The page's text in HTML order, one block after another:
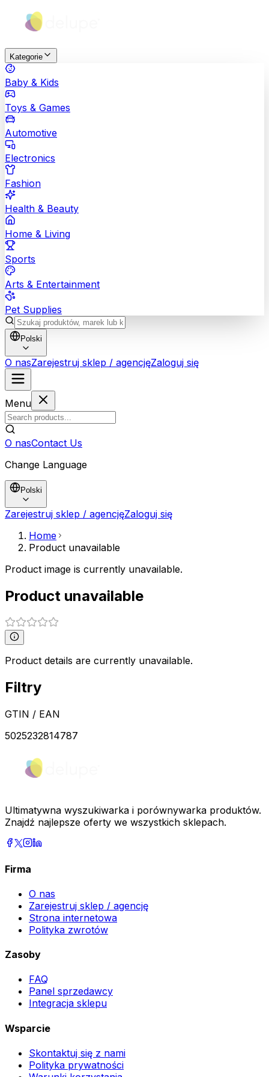
Kategorie
Baby & Kids
Toys & Games
Automotive
Electronics
Fashion
Health & Beauty
Home & Living
Sports
Arts & Entertainment
Pet Supplies
Polski
O nasZarejestruj sklep / agencjęZaloguj się
Menu
O nasContact Us
Change Language
Polski
Zarejestruj sklep / agencjęZaloguj się
Home
Product unavailable
Product image is currently unavailable.
Product unavailable
Product details are currently unavailable.
Filtry
GTIN / EAN
5025232814787
Ultimatywna wyszukiwarka i porównywarka produktów.
Znajdź najlepsze oferty we wszystkich sklepach.
Firma
O nas
Zarejestruj sklep / agencję
Strona internetowa
Polityka zwrotów
Zasoby
FAQ
Panel sprzedawcy
Integracja sklepu
Wsparcie
Skontaktuj się z nami
Polityka prywatności